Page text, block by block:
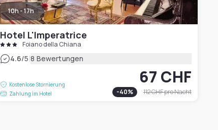
10h - 17h
Hotel L'Imperatrice
Foiano della Chiana
4.6/5|8 Bewertungen
Kostenlose Stornierung
Zahlung im Hotel
67 CHF
-40% 112 CHFpro Nacht